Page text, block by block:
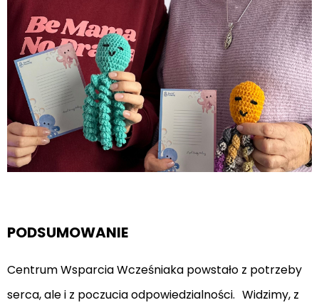
PODSUMOWANIE
Centrum Wsparcia Wcześniaka powstało z potrzeby
serca, ale i z poczucia odpowiedzialności. Widzimy, z